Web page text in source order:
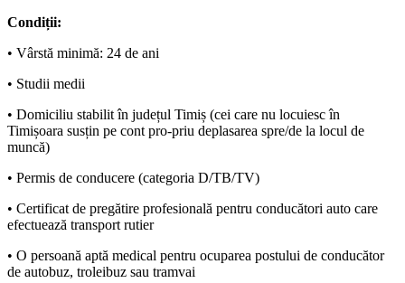
Condiții:
• Vârstă minimă: 24 de ani
• Studii medii
• Domiciliu stabilit în județul Timiș (cei care nu locuiesc în
Timișoara susțin pe cont pro-priu deplasarea spre/de la locul de
muncă)
• Permis de conducere (categoria D/TB/TV)
• Certificat de pregătire profesională pentru conducători auto care
efectuează transport rutier
• O persoană aptă medical pentru ocuparea postului de conducător
de autobuz, troleibuz sau tramvai